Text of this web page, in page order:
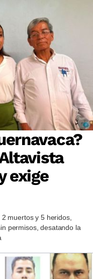
exige
muertos y 5 heridos,
permisos, desatando la